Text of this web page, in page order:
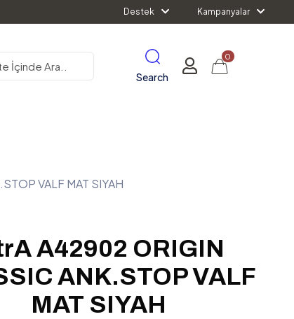
Destek Kampanyalar
Search
0
VALF MAT SIYAH
A42902 ORIGIN
ANK.STOP VALF
MAT SIYAH